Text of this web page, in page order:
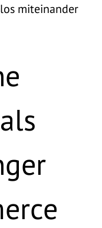
miteinander